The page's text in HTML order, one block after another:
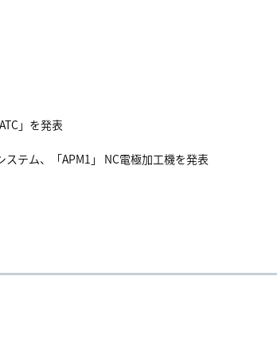
」を発表
ステム、「APM1」 NC電極加工機を発表